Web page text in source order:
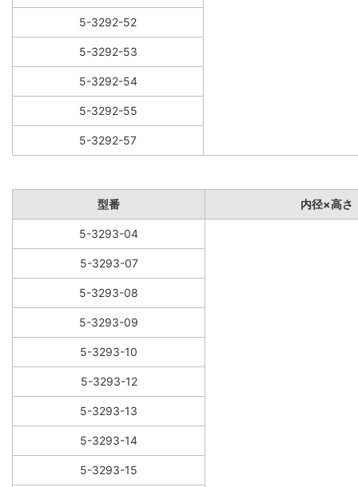
5-3292-52
5-3292-53
5-3292-54
5-3292-55
5-3292-57
型番 内径×高さ
5-3293-04
5-3293-07
5-3293-08
5-3293-09
5-3293-10
5-3293-12
5-3293-13
5-3293-14
5-3293-15